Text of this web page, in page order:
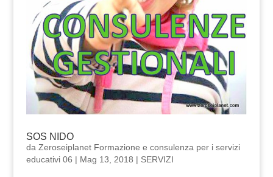
SOS NIDO
da Zeroseiplanet Formazione e consulenza per i servizi
educativi 06 | Mag 13, 2018 | SERVIZI